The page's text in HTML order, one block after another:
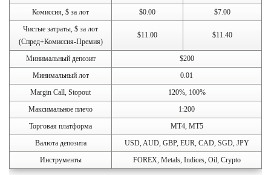
Комиссия, $ за лот
$0.00
$7.00
Чистые затраты, $ за лот
(Спред+Комиссия-Премия)
$11.00 $11.40
Минимальный депозит
$200
Минимальный лот
0.01
Margin Call, Stopout
120%, 100%
Максимальное плечо
1:200
Торговая платформа
MT4, MT5
Валюта депозита
USD, AUD, GBP, EUR, CAD, SGD, JPY
Инструменты
FOREX, Metals, Indices, Oil, Crypto